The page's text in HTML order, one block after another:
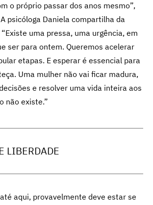
o próprio passar dos anos mesmo”,
psicóloga Daniela compartilha da
uma pressa, uma urgência, em
ser para ontem. Queremos acelerar
etapas. E esperar é essencial para
Uma mulher não vai ficar madura,
e resolver uma vida inteira aos
não existe.”
LIBERDADE
aqui, provavelmente deve estar se